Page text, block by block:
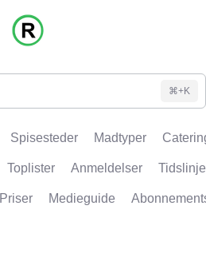
⌘+K
Spisesteder Madtyper
Toplister Anmeldelser Tidslinje
Priser Medieguide